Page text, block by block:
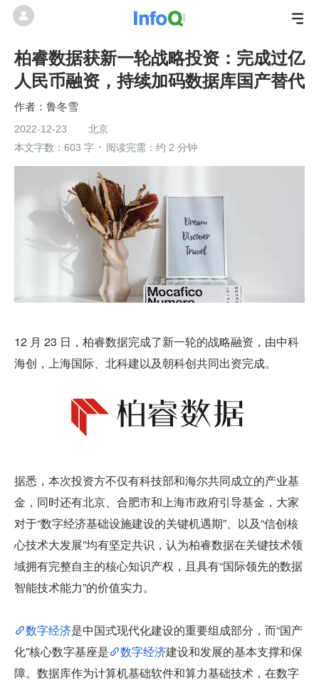
柏睿数据获新一轮战略投资：完成过亿
人民币融资，持续加码数据库国产替代
鲁冬雪
2022-12-23
北京
本文字数：603 字
阅读完需：约 2 分钟
12 月 23 日，柏睿数据完成了新一轮的战略融资，由中科
海创，上海国际、北科建以及朝科创共同出资完成。
据悉，本次投资方不仅有科技部和海尔共同成立的产业基
金，同时还有北京、合肥市和上海市政府引导基金，大家
对于“数字经济基础设施建设的关键机遇期”、以及“信创核
心技术大发展”均有坚定共识，认为柏睿数据在关键技术领
域拥有完整自主的核心知识产权，且具有“国际领先的数据
智能技术能力”的价值实力。
数字经济是中国式现代化建设的重要组成部分，而“国产
化”核心数字基座是
数字经济建设和发展的基本支撑和保
障。数据库作为计算机基础软件和算力基础技术，在数字